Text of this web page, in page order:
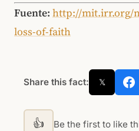
Fuente: http://mit.irr.org/
loss-of-faith
Share this fact: 𝕏
👍 Be the first to like